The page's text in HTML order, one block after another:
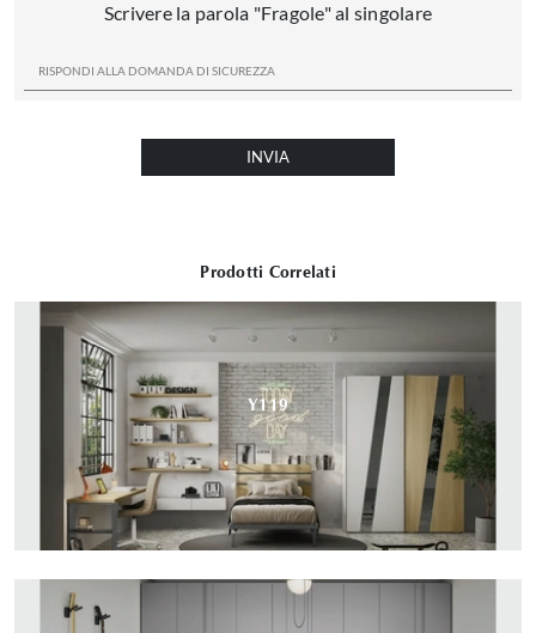
Prodotti Correlati
Y119
Scrivere la parola "Fragole" al singolare
INVIA